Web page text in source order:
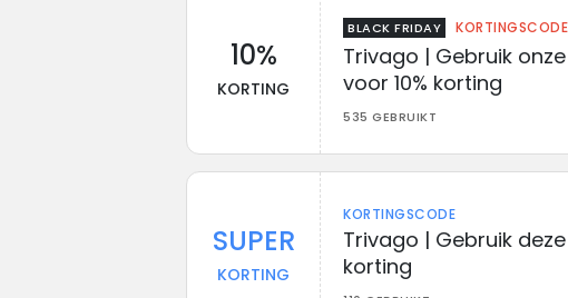
10%
KORTING
BLACK FRIDAY KORTINGSCODE
Trivago | Gebruik
voor 10% korting
535 GEBRUIKT
SUPER
KORTING
KORTINGSCODE
Trivago | Gebruik
korting